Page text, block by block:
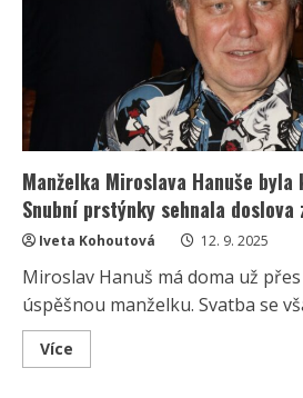
architektem
Manželka Miroslava Hanuše
Snubní prstýnky sehnala doslova
Iveta Kohoutová 12. 9. 2025
Miroslav Hanuš má doma už
úspěšnou manželku. Svatba se
Více
more